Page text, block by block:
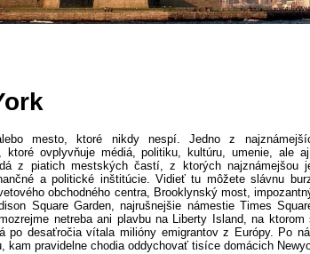
mesto, ktoré nikdy nespí. Jedno z
ktoré ovplyvňuje médiá, politiku, kultúru, umenie, ale
z piatich mestských častí, z ktorých najznámejšou
a politické inštitúcie. Vidieť tu môžete slávnu
obchodného centra, Brooklynský most,
Square Garden, najrušnejšie námestie Times
netreba ani plavbu na Liberty Island, na
po desaťročia vítala milióny emigrantov z Európy. Po
kam pravidelne chodia oddychovať tisíce domácich